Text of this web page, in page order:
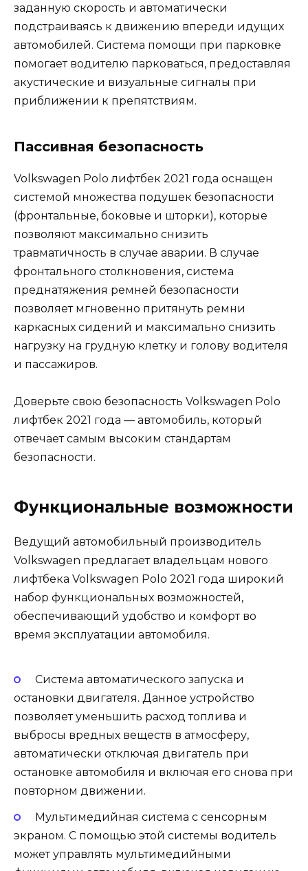
заданную скорость и автоматически
подстраиваясь к движению впереди идущих
автомобилей. Система помощи при парковке
помогает водителю парковаться, предоставляя
акустические и визуальные сигналы при
приближении к препятствиям.
Пассивная безопасность
Volkswagen Polo лифтбек 2021 года оснащен
системой множества подушек безопасности
(фронтальные, боковые и шторки), которые
позволяют максимально снизить
травматичность в случае аварии. В случае
фронтального столкновения, система
преднатяжения ремней безопасности
позволяет мгновенно притянуть ремни
каркасных сидений и максимально снизить
нагрузку на грудную клетку и голову водителя
и пассажиров.
Доверьте свою безопасность Volkswagen Polo
лифтбек 2021 года — автомобиль, который
отвечает самым высоким стандартам
безопасности.
Функциональные возможности
Ведущий автомобильный производитель
Volkswagen предлагает владельцам нового
лифтбека Volkswagen Polo 2021 года широкий
набор функциональных возможностей,
обеспечивающий удобство и комфорт во
время эксплуатации автомобиля.
Система автоматического запуска и
остановки двигателя. Данное устройство
позволяет уменьшить расход топлива и
выбросы вредных веществ в атмосферу,
автоматически отключая двигатель при
остановке автомобиля и включая его снова при
повторном движении.
Мультимедийная система с сенсорным
экраном. С помощью этой системы водитель
может управлять мультимедийными